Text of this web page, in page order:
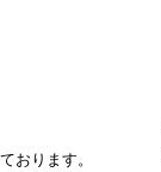
おります。